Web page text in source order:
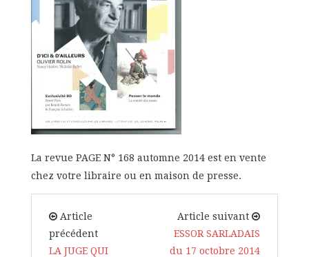
La revue PAGE N° 168 automne 2014 est en vente
chez votre libraire ou en maison de presse.
Article
précédent
LA JUGE QUI
Article suivant
ESSOR SARLADAIS
du 17 octobre 2014